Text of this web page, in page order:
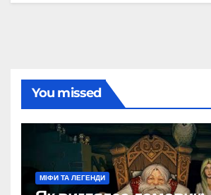
You missed
МІФИ ТА ЛЕГЕНДИ